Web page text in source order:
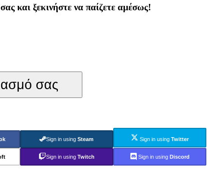
και ξεκινήστε να παίζετε αμέσως!
σας
Sign in using Steam Sign in using Twitter
Sign in using Twitch Sign in using Discord